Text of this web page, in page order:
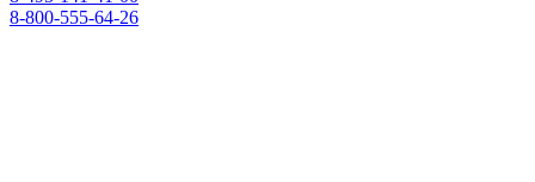
8-800-555-64-26